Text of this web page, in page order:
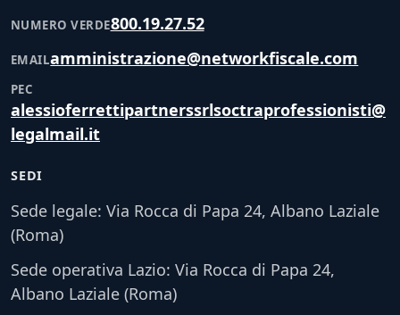
NUMERO VERDE800.19.27.52
EMAILamministrazione@networkfiscale.com
PEC
alessioferrettipartnerssrlsoctraprofessionisti@
legalmail.it
SEDI
Sede legale: Via Rocca di Papa 24, Albano Laziale
(Roma)
Sede operativa Lazio: Via Rocca di Papa 24,
Albano Laziale (Roma)